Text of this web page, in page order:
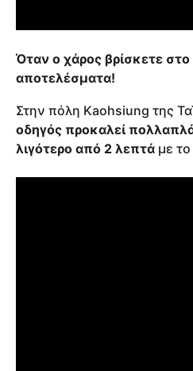
Όταν ο χάρος βρίσκετε στο
αποτελέσματα!
Στην πόλη Kaohsiung της
οδηγός προκαλεί
λιγότερο από 2 λεπτά με